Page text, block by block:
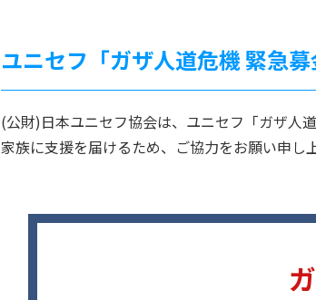
ユニセフ「ガザ人道危機 緊急
(公財)日本ユニセフ協会は、ユニセフ「ガザ人
家族に支援を届けるため、ご協力をお願い申し